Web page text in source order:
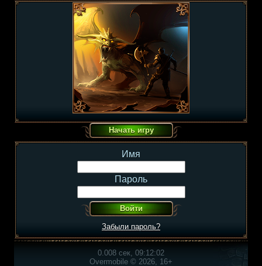
Имя
Пароль
Забыли пароль?
0.008 сек, 09:12:02
Overmobile © 2026, 16+